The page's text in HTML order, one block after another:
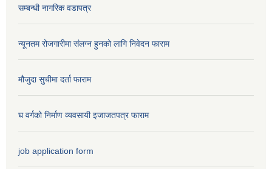
सम्बन्धी नागरिक वडापत्र
न्यूनतम रोजगारीमा संलग्न हुनको लागि निवेदन फाराम
मौजुदा सुचीमा दर्ता फाराम
घ वर्गको निर्माण व्यवसायी इजाजतपत्र फाराम
job application form